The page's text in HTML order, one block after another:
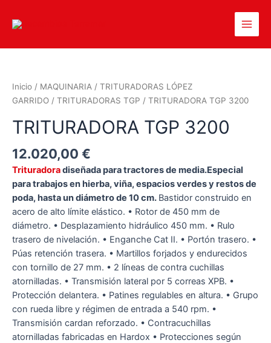
Inicio / MAQUINARIA / TRITURADORAS LÓPEZ
GARRIDO / TRITURADORAS TGP / TRITURADORA TGP 3200
TRITURADORA TGP 3200
12.020,00 €
Trituradoradiseñada para tractores de media.Especial
para trabajos en hierba, viña, espacios verdes y restos de
poda, hasta un diámetro de 10 cm. Bastidor construido en
acero de alto límite elástico. • Rotor de 450 mm de
diámetro. • Desplazamiento hidráulico 450 mm. • Rulo
trasero de nivelación. • Enganche Cat II. • Portón trasero. •
Púas retención trasera. • Martillos forjados y endurecidos
con tornillo de 27 mm. • 2 líneas de contra cuchillas
atornilladas. • Transmisión lateral por 5 correas XPB. •
Protección delantera. • Patines regulables en altura. • Grupo
con rueda libre y régimen de entrada a 540 rpm. •
Transmisión cardan reforzado. • Contracuchillas
atornilladas fabricadas en Hardox • Protecciones según